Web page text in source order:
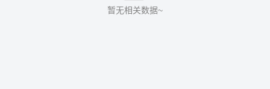
暂无相关数据~